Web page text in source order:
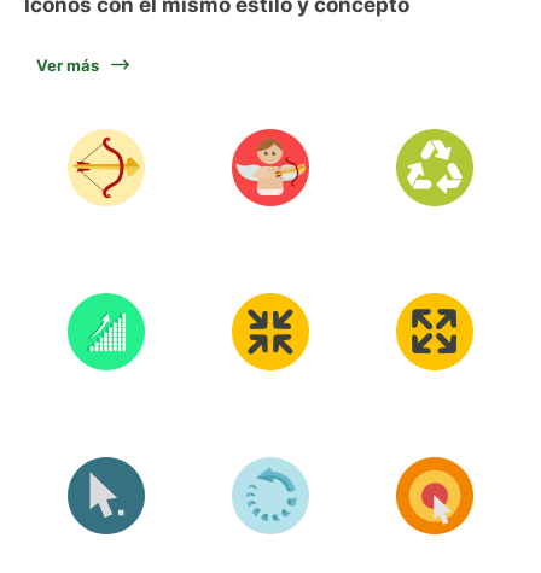
Iconos con el mismo estilo y concepto
Ver más